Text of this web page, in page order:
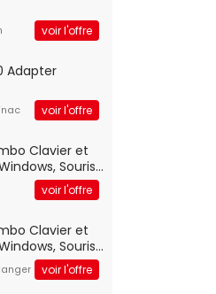
voir l'offre
Adapter
voir l'offre
Clavier et
Souris
USB Plug
Taillevoir l'offre
Clavier et
Souris
USB Plug
Taillevoir l'offre